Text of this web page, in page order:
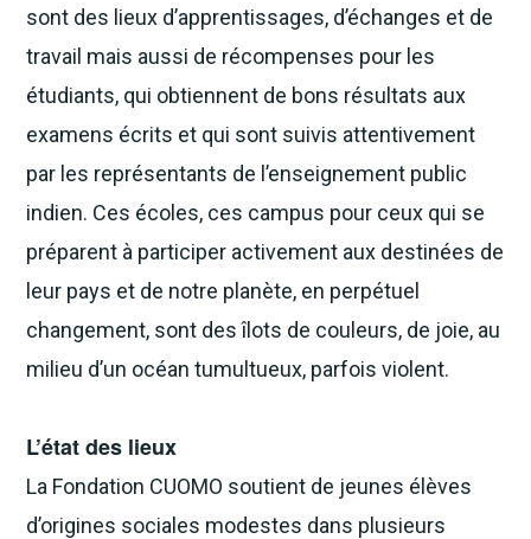
sont des lieux d’apprentissages, d’échanges et de
travail mais aussi de récompenses pour les
étudiants, qui obtiennent de bons résultats aux
examens écrits et qui sont suivis attentivement
par les représentants de l’enseignement public
indien. Ces écoles, ces campus pour ceux qui se
préparent à participer activement aux destinées de
leur pays et de notre planète, en perpétuel
changement, sont des îlots de couleurs, de joie, au
milieu d’un océan tumultueux, parfois violent.
L’état des lieux
La Fondation CUOMO soutient de jeunes élèves
d’origines sociales modestes dans plusieurs